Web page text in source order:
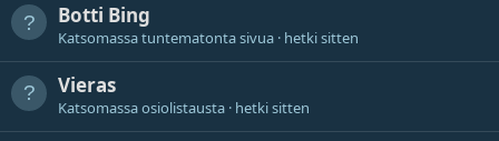
Botti Bing
Katsomassa tuntematonta sivua hetki sitten
Vieras
Katsomassa osiolistausta hetki sitten